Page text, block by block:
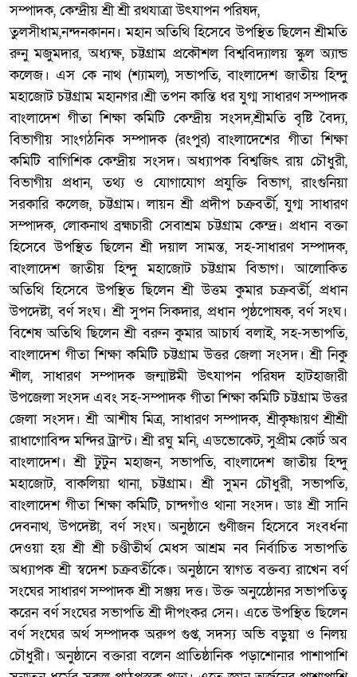
সম্পাদক, কেন্দ্রীয় শ্রী শ্রী রথযাত্রা উৎযাপন পরিষদ,
তুলসীধাম,নন্দনকানন। মহান অতিথি হিসেবে উপস্থিত ছিলেন শ্রীমতি
রুনু মজুমদার, অধ্যক্ষ, চট্টগ্রাম প্রকৌশল বিশ্ববিদ্যালয় স্কুল অ্যান্ড
কলেজ। এস কে নাথ (শ্যামল), সভাপতি, বাংলাদেশ জাতীয় হিন্দু
মহাজোট চট্টগ্রাম মহানগর।শ্রী তপন কান্তি ধর যুগ্ম সাধারণ সম্পাদক
বাংলাদেশ গীতা শিক্ষা কমিটি কেন্দ্রীয় সংসদ,শ্রীমতি বৃষ্টি বৈদ্য,
বিভাগীয় সাংগঠনিক সম্পাদক (রংপুর) বাংলাদেশের গীতা শিক্ষা
কমিটি বাগিশিক কেন্দ্রীয় সংসদ। অধ্যাপক বিশ্বজিৎ রায় চৌধুরী,
বিভাগীয় প্রধান, তথ্য ও যোগাযোগ প্রযুক্তি বিভাগ, রাংগুনিয়া
সরকারি কলেজ, চট্টগ্রাম। লায়ন শ্রী প্রদীপ চক্রবর্তী, যুগ্ম সাধারণ
সম্পাদক, লোকনাথ ব্রহ্মচারী সেবাশ্রম চট্টগ্রাম কেন্দ্র। প্রধান বক্তা
হিসেবে উপস্থিত ছিলেন শ্রী দয়াল সামন্ত, সহ-সাধারণ সম্পাদক,
বাংলাদেশ জাতীয় হিন্দু মহাজোট চট্টগ্রাম বিভাগ। আলোকিত
অতিথি হিসেবে উপস্থিত ছিলেন শ্রী উত্তম কুমার চক্রবর্তী, প্রধান
উপদেষ্টা, বর্ণ সংঘ। শ্রী সুপন সিকদার, প্রধান পৃষ্ঠপোষক, বর্ণ সংঘ।
বিশেষ অতিথি ছিলেন শ্রী বরুন কুমার আচার্য বলাই, সহ-সভাপতি,
বাংলাদেশ গীতা শিক্ষা কমিটি চট্টগ্রাম উত্তর জেলা সংসদ। শ্রী নিকু
শীল, সাধারণ সম্পাদক জন্মাষ্টমী উৎযাপন পরিষদ হাটহাজারী
উপজেলা সংসদ এবং সহ-সম্পাদক গীতা শিক্ষা কমিটি চট্টগ্রাম উত্তর
জেলা সংসদ। শ্রী আশীষ মিত্র, সাধারণ সম্পাদক, শ্রীকৃষ্ণায়ণ শ্রীশ্রী
রাধাগোবিন্দ মন্দির ট্রাস্ট। শ্রী রঘু মনি, এডভোকেট, সুপ্রীম কোর্ট অব
বাংলাদেশ। শ্রী টুটুন মহাজন, সভাপতি, বাংলাদেশ জাতীয় হিন্দু
মহাজোট, বাকলিয়া থানা, চট্টগ্রাম। শ্রী সুমন চৌধুরী, সভাপতি,
বাংলাদেশ গীতা শিক্ষা কমিটি, চান্দগাঁও থানা সংসদ। ডাঃ শ্রী সানি
দেবনাথ, উপদেষ্টা, বর্ণ সংঘ। অনুষ্ঠানে গুণীজন হিসেবে সংবর্ধনা
দেওয়া হয় শ্রী শ্রী চণ্ডীতীর্থ মেধস আশ্রম নব নির্বাচিত সভাপতি
অধ্যাপক শ্রী স্বদেশ চক্রবর্তীকে। অনুষ্ঠানে স্বাগত বক্তব্য রাখেন বর্ণ
সংঘের সাধারণ সম্পাদক শ্রী সঞ্জয় দত্ত। উক্ত অনুষ্ঠােেনর সভাপতিত্ব
করেন বর্ণ সংঘের সভাপতি শ্রী দীপংকর সেন। এতে উপস্থিত ছিলেন
বর্ণ সংঘের অর্থ সম্পাদক অরুপ গুপ্ত, সদস্য অভি বড়ুয়া ও নিলয়
চৌধুরী। অনুষ্ঠানে বক্তারা বলেন প্রাতিষ্ঠানিক পড়াশোনার পাশাপাশি